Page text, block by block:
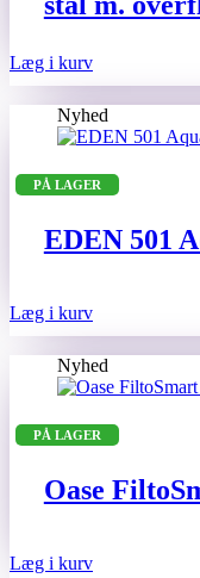
Læg i kurv
Nyhed
PÅ LAGER
EDEN 501
Læg i kurv
Nyhed
PÅ LAGER
Oase
Læg i kurv